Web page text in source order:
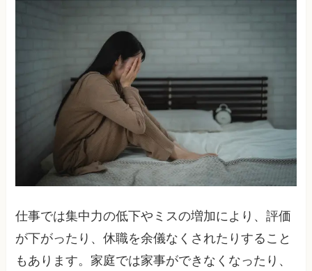
仕事では集中力の低下やミスの増加により、評価
が下がったり、休職を余儀なくされたりすること
もあります。家庭では家事ができなくなったり、